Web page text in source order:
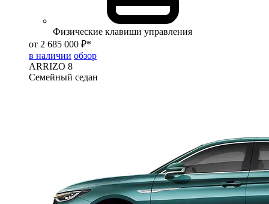
Физические клавиши управления
от 2 685 000 ₽*
в наличии обзор
ARRIZO 8
Семейный седан